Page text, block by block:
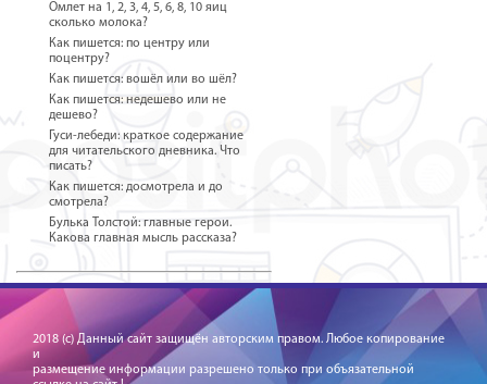
Омлет на 1, 2, 3, 4, 5, 6, 8, 10 яиц
сколько молока?
Как пишется: по центру или
поцентру?
Как пишется: вошёл или во шёл?
Как пишется: недешево или не
дешево?
Гуси-лебеди: краткое содержание
для читательского дневника. Что
писать?
Как пишется: досмотрела и до
смотрела?
Булька Толстой: главные герои.
Какова главная мысль рассказа?
2018 (c) Данный сайт защищён авторским правом. Любое копирование
и
размещение информации разрешено только при объязательной